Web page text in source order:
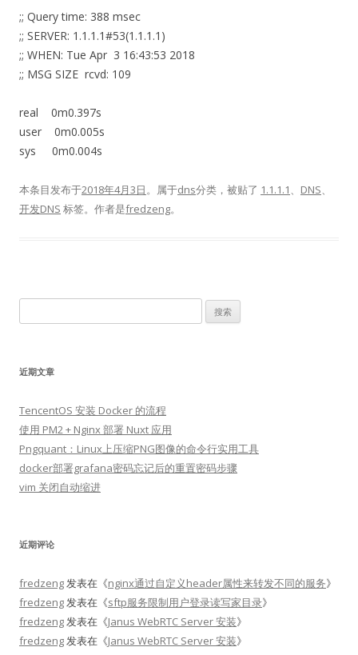
;; Query time: 388 msec
;; SERVER: 1.1.1.1#53(1.1.1.1)
;; WHEN: Tue Apr 3 16:43:53 2018
;; MSG SIZE rcvd: 109
real 0m0.397s
user 0m0.005s
sys 0m0.004s
本条目发布于2018年4月3日。属于dns分类，被贴了 1.1.1.1、 DNS、
开发DNS 标签。 作者是fredzeng。
索：
近期文章
TencentOS 安装 Docker 的流程
使用 PM2 + Nginx 部署 Nuxt 应用
Pngquant：Linux上压缩PNG图像的命令行实用工具
docker部署grafana密码忘记后的重置密码步骤
vim 关闭自动缩进
近期评论
fredzeng发表在《nginx通过自定义header属性来转发不同的服务》
fredzeng发表在《sftp服务限制用户登录读写家目录》
fredzeng发表在《Janus WebRTC Server 安装》
fredzeng发表在《Janus WebRTC Server 安装》